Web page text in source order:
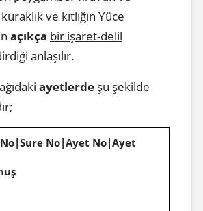
ve kıtlığın Yüce
açıkça bir işaret-delil
anlaşılır.
ayetlerde şu şekilde
No|Ayet No|Ayet